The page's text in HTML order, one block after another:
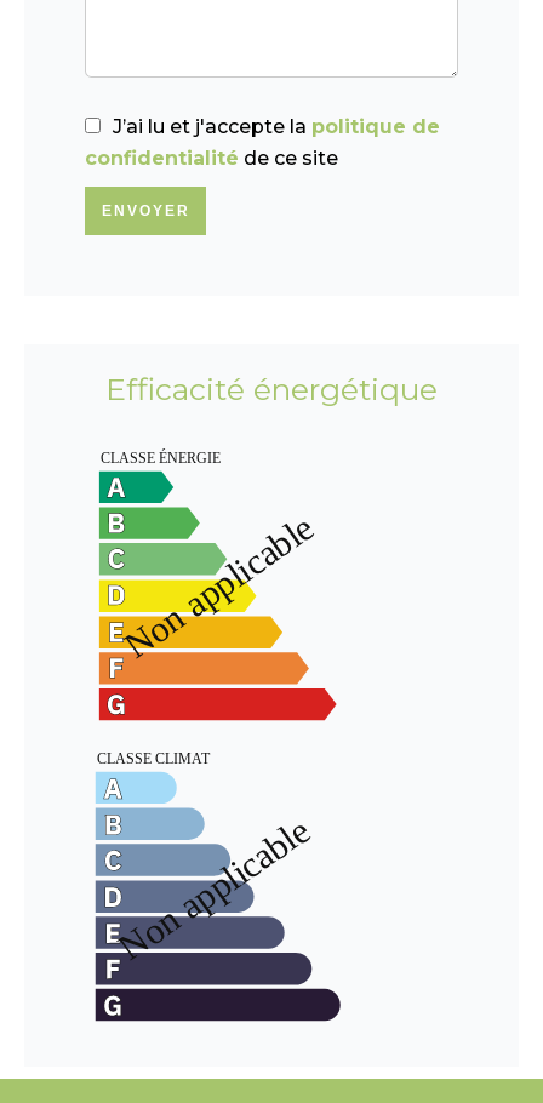
J’ai lu et j'accepte la politique de
confidentialité de ce site
ENVOYER
Efficacité énergétique